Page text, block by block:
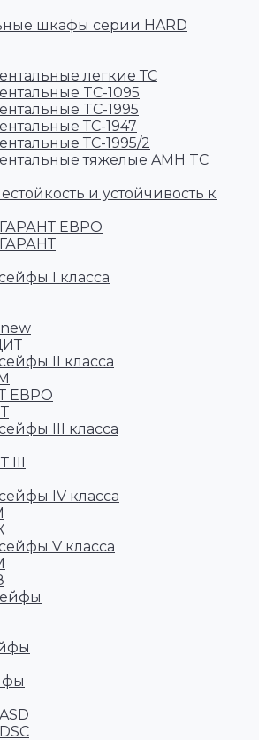
шкафы серии HARD
легкие ТС
TC-1095
TC-1995
ТС-1947
ТС-1995/2
тяжелые AMH TC
и устойчивость к
ГАРАНТ ЕВРО
I класса
II класса
ЕВРО
III класса
III
IV класса
V класса